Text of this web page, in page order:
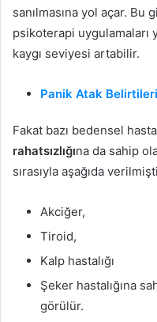
sanılmasına yol açar.
psikoterapi uygulamaları
kaygı seviyesi artabilir.
Panik Atak
Fakat bazı bedensel
rahatsızlığına da sahip
sırasıyla aşağıda
Akciğer,
Tiroid,
Kalp hastalığı
Şeker hastalığına
görülür.